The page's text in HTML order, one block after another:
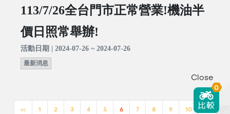
113/7/26全台門市正常營業!機油半
價日照常舉辦!
活動日期 | 2024-07-26 ~ 2024-07-26
最新消息
<< 1 2 3 4 5 6 7 8 9 10 >>
Close
0